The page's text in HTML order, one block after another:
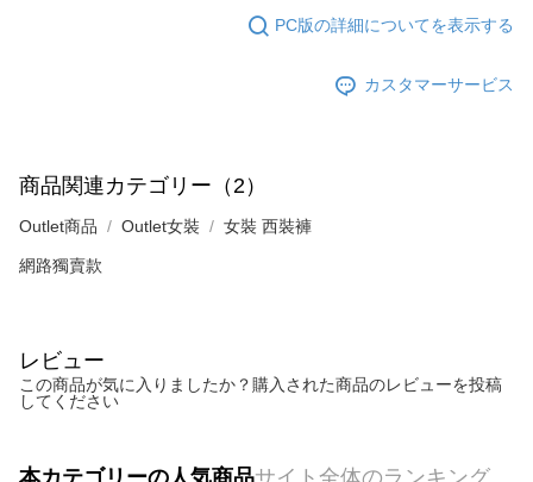
PC版の詳細についてを表示する
カスタマーサービス
商品関連カテゴリー（2）
Outlet商品 Outlet女裝 女裝 西裝褲
網路獨賣款
レビュー
この商品が気に入りましたか？購入された商品のレビューを投稿
してください